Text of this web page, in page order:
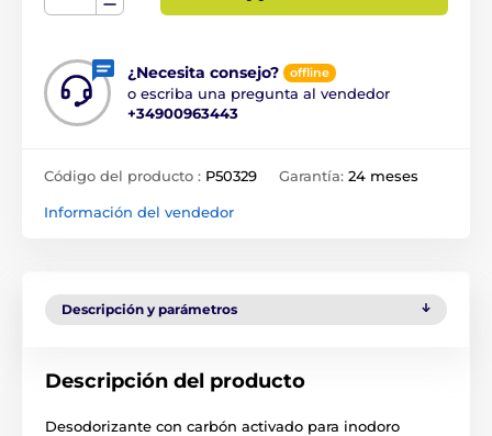
¿Necesita consejo? offline
o escriba una pregunta al vendedor
+34900963443
Código del producto : P50329 Garantía: 24 meses
Información del vendedor
Descripción y parámetros
Descripción del producto
Desodorizante con carbón activado para inodoro